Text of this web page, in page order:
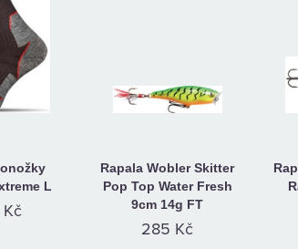
L
Rapala Wobler Skitter
Pop Top Water Fresh
9cm 14g FT
285 Kč